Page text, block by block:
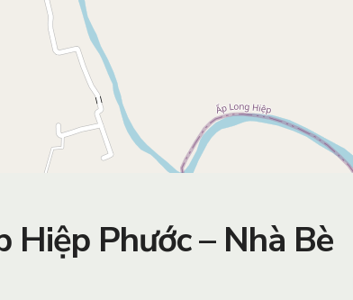
Phước – Nhà Bè